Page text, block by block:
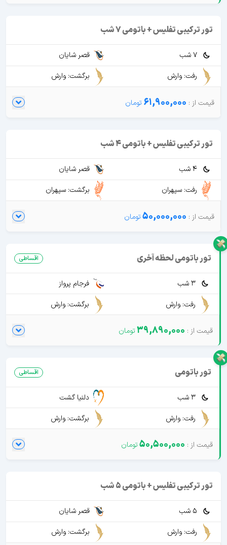
تور ترکیبی تفلیس + باتومی 7 شب
7 شب
قصر شایان
رفت: وارش
برگشت: وارش
61,900,000
تور ترکیبی تفلیس + باتومی 4 شب
4 شب
قصر شایان
رفت: سپهران
برگشت: سپهران
50,000,000
تور باتومی لحظه آخری اقساطی
3 شب
فرجام پرواز
رفت: وارش
برگشت: وارش
39,890,000
تور باتومی اقساطی
3 شب
دلنیا گشت
رفت: وارش
برگشت: وارش
50,500,000
تور ترکیبی تفلیس + باتومی 5 شب
5 شب
قصر شایان
رفت: وارش
برگشت: وارش